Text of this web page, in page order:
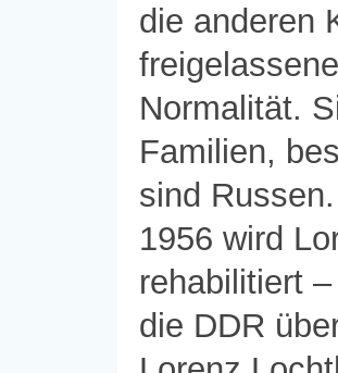
die anderen
Normalität.
Familien,
sind Russen.
1956 wird
rehabilitiert
die DDR